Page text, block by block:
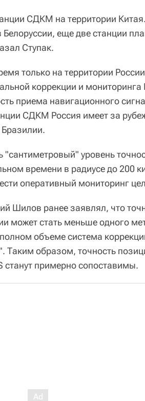
СДКМ на территории
еще две станции
Ступак.
только на территории
коррекции и
приема навигационного
СДКМ Россия имеет за
Бразилии.
уровень
времени в радиусе до 200
оперативный мониторинг
Шилов ранее заявлял, что
может стать меньше одного
объеме система
Таким образом, точность
примерно сопоставимы.